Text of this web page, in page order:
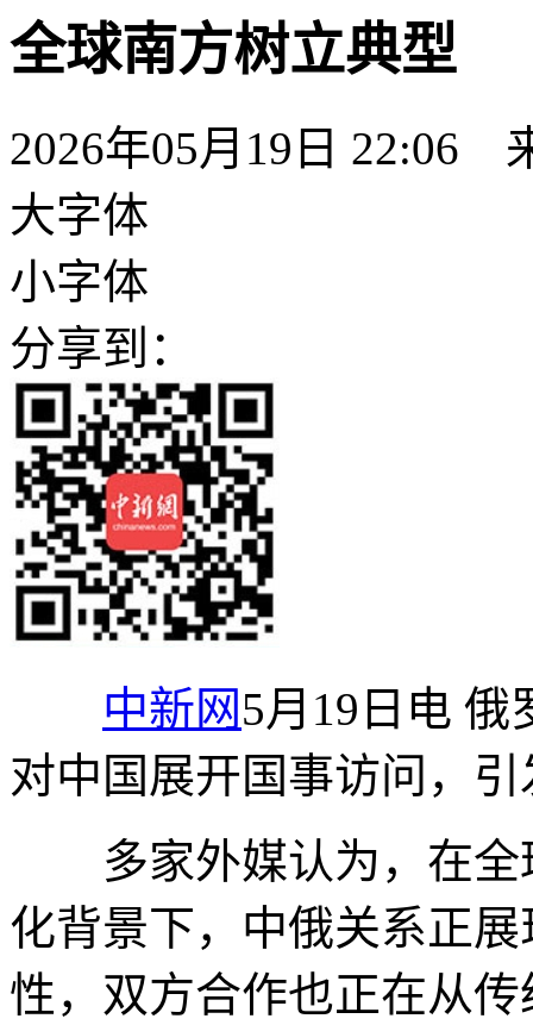
全球南方树立典型
2026年05月19日 22:06
大字体
小字体
分享到：
中新网5月19日电 俄
对中国展开国事访问，
多家外媒认为，在全
化背景下，中俄关系正
性，双方合作也正在从